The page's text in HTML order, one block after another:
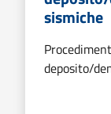
sismiche
deposito/